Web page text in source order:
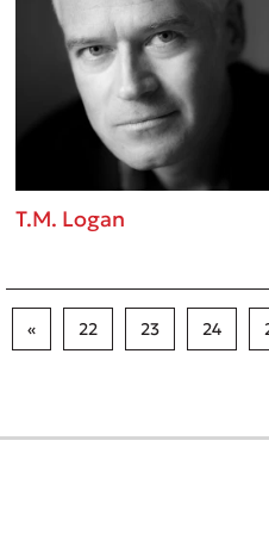
T.M. Logan
« 22 23 24